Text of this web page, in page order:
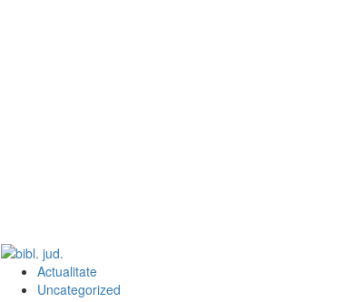
AJOFM
Călărași
Actualitate
Uncategorized